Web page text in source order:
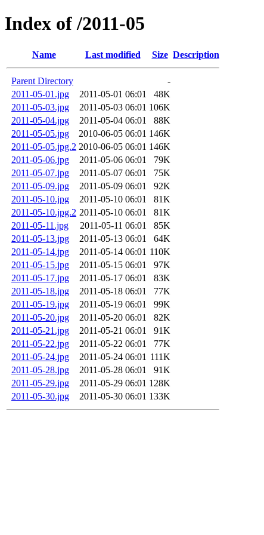
Index of /2011-05
Name Last modified Size Description
Parent Directory
-
2011-05-01.jpg
2011-05-01 06:01
48K
2011-05-03.jpg
2011-05-03 06:01 106K
2011-05-04.jpg
2011-05-04 06:01
88K
2011-05-05.jpg
2010-06-05 06:01 146K
2011-05-05.jpg.2 2010-06-05 06:01 146K
2011-05-06.jpg
2011-05-06 06:01
79K
2011-05-07.jpg
2011-05-07 06:01
75K
2011-05-09.jpg
2011-05-09 06:01
92K
2011-05-10.jpg
2011-05-10 06:01
81K
2011-05-10.jpg.2 2011-05-10 06:01
81K
2011-05-11.jpg
2011-05-11 06:01
85K
2011-05-13.jpg
2011-05-13 06:01
64K
2011-05-14.jpg
2011-05-14 06:01 110K
2011-05-15.jpg
2011-05-15 06:01
97K
2011-05-17.jpg
2011-05-17 06:01
83K
2011-05-18.jpg
2011-05-18 06:01
77K
2011-05-19.jpg
2011-05-19 06:01
99K
2011-05-20.jpg
2011-05-20 06:01
82K
2011-05-21.jpg
2011-05-21 06:01
91K
2011-05-22.jpg
2011-05-22 06:01
77K
2011-05-24.jpg
2011-05-24 06:01 111K
2011-05-28.jpg
2011-05-28 06:01
91K
2011-05-29.jpg
2011-05-29 06:01 128K
2011-05-30.jpg
2011-05-30 06:01 133K